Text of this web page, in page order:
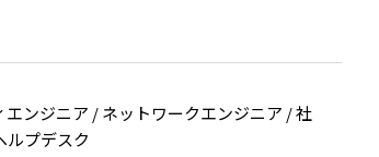
ンジニア / ネットワークエンジニア / 社
ルプデスク